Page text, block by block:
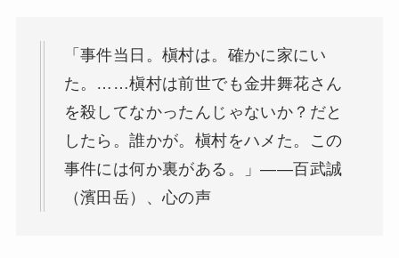
「事件当日。槇村は。確かに家にい
た。……槇村は前世でも金井舞花さん
を殺してなかったんじゃないか？だと
したら。誰かが。槇村をハメた。この
事件には何か裏がある。」——百武誠
（濱田岳）、心の声